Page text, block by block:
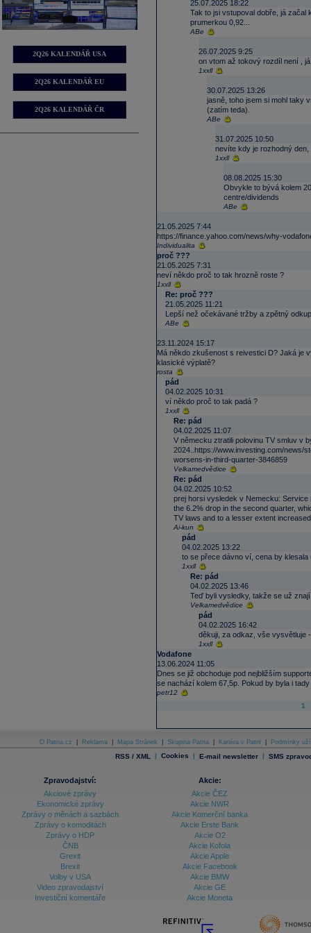
2Q26 KALENDÁŘ USA
2Q26 KALENDÁŘ EU
2Q26 KALENDÁŘ ČR
25.07.2025 18:22
Tak to jsi vstupoval dobře, já začal
prumerkou 0,92...
ABe
26.07.2025 9:25
on vtom až tokový rozdíl není ,
1xxll
30.07.2025 13:26
jasně, toho jsem si mohl taky
(zatím teda).
ABe
31.07.2025 10:50
nevíte kdy je rozhodný den,
1xxll
08.08.2025 15:30
Obvykle to bývá kolem
centre/dividends
ABe
21.05.2025 7:44
https://finance.yahoo.com/news/why-
Individualita
proč ???
21.05.2025 7:31
neví někdo proč to tak hrozně roste ?
1xxll
Re: proč ???
21.05.2025 11:21
Lepší než očekávané tržby a zpětný odkup
ABe
23.11.2024 15:17
Má někdo zkušenost s reivestici D? Jaká je
klasické výplatě?
rosta
pád
04.02.2025 10:31
ví někdo proč to tak padá ?
1xxll
Re: pád
04.02.2025 11:07
V německu ztratili polovinu TV smluv v
2024..https://www.investing.com/news/
worsens-in-third-quarter-3846859
Velkamedvědice
Re: pád
04.02.2025 10:52
prej horsi vysledek v Nemecku: Service
the 6.2% drop in the second quarter,
TV laws and to a lesser extent
Ai-kun
pád
04.02.2025 13:22
to se přece dávno ví, cena by
1xxll
Re: pád
04.02.2025 13:46
Teď byli vysledky, takže se už
Velkamedvědice
pád
04.02.2025 16:42
děkuji, za odkaz, vše vysvětluje
1xxll
Vodafone
13.06.2024 11:05
Dnes se již obchoduje pod nejbližším
se nachází kolem 67,5p. Pokud by byla i
petr12
1
O Patria.cz Reklama Mapa Stránek Skupina Patria Kariéra v Patrii Podmínky
RSS / XML | Cookies | E-mail newsletter | SMS
Zpravodajství:
Akciové zprávy
Ekonomické zprávy
Zprávy o měnách a sazbách
Zprávy o komoditách
Zprávy o HDP
ČNB
Grexit
Brexit
Volby v USA
Video zpravodajství
Investiční komentáře
Akcie:
Akcie ČEZ
Akcie NWR
Akcie Komerční banka
Akcie Erste Bank
Akcie O2
Akcie Kofola
Akcie Apple
Akcie Facebook
Akcie BMW
Akcie GE
Akcie Moneta